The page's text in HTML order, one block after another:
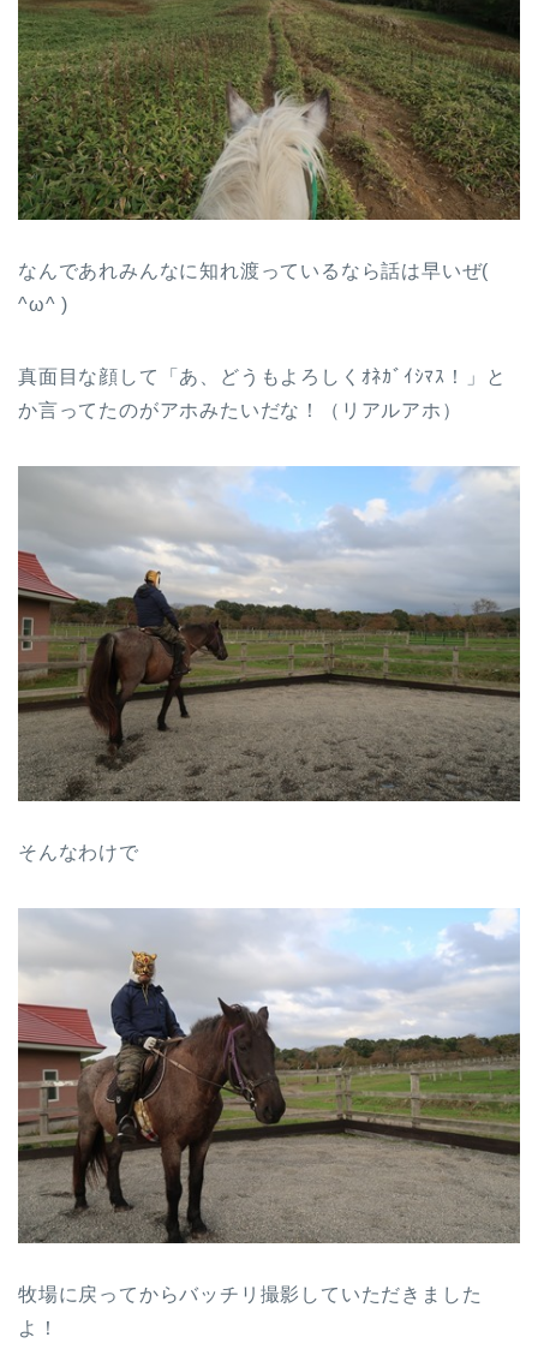
なんであれみんなに知れ渡っているなら話は早いぜ(
^ω^ )
真面目な顔して「あ、どうもよろしくｵﾈｶﾞｲｼﾏｽ！」と
か言ってたのがアホみたいだな！（リアルアホ）
そんなわけで
牧場に戻ってからバッチリ撮影していただきました
よ！